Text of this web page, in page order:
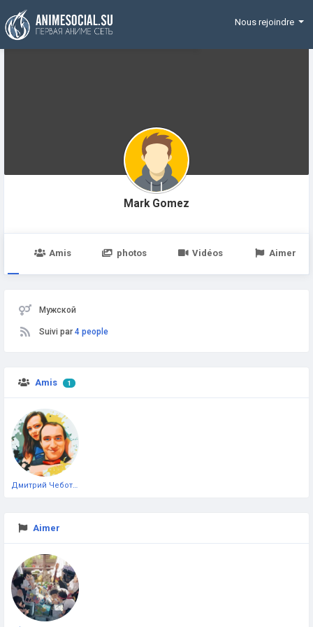
Funding
Nous rejoindre
Mark Gomez
Amis photos Vidéos Aimer
Мужской
Suivi par 4 people
Amis 1
Aimer